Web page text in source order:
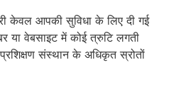
केवल आपकी सुविधा के लिए दी गई
या वेबसाइट में कोई त्रुटि लगती
संस्थान के अधिकृत स्रोतों